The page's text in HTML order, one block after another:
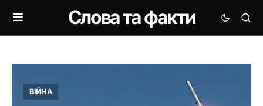
Слова та факти
ВІЙНА